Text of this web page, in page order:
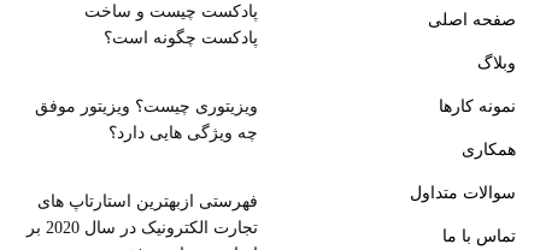
صفحه اصلی
وبلاگ
نمونه کارها
همکاری
سوالات متداول
تماس با ما
پادکست چیست و ساخت
پادکست چگونه است؟
ویزیتوری چیست؟ ویزیتور موفق
چه ویژگی هایی دارد؟
فهرستی ازبهترین استارتاپ های
تجارت الکترونیک در سال 2020 بر